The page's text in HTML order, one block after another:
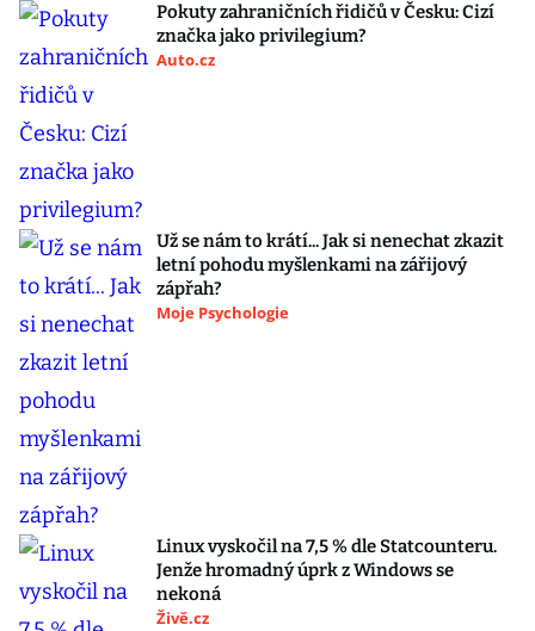
Pokuty zahraničních řidičů v Česku: Cizí
značka jako privilegium?
Auto.cz
Už se nám to krátí... Jak si nenechat zkazit
letní pohodu myšlenkami na zářijový
zápřah?
Moje Psychologie
Linux vyskočil na 7,5 % dle Statcounteru.
Jenže hromadný úprk z Windows se
nekoná
Živě.cz